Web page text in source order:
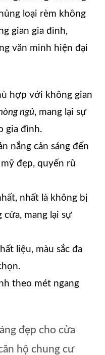
loại rèm không
gian gia đình,
văn mình hiện đại
hợp với không gian
ngủ, mang lại sự
gia đình.
nắng cản sáng đến
đẹp, quyến rũ
nhất là không bị
cửa, mang lại sự
liệu, màu sắc đa
theo mét ngang
đẹp cho cửa
hộ chung cư